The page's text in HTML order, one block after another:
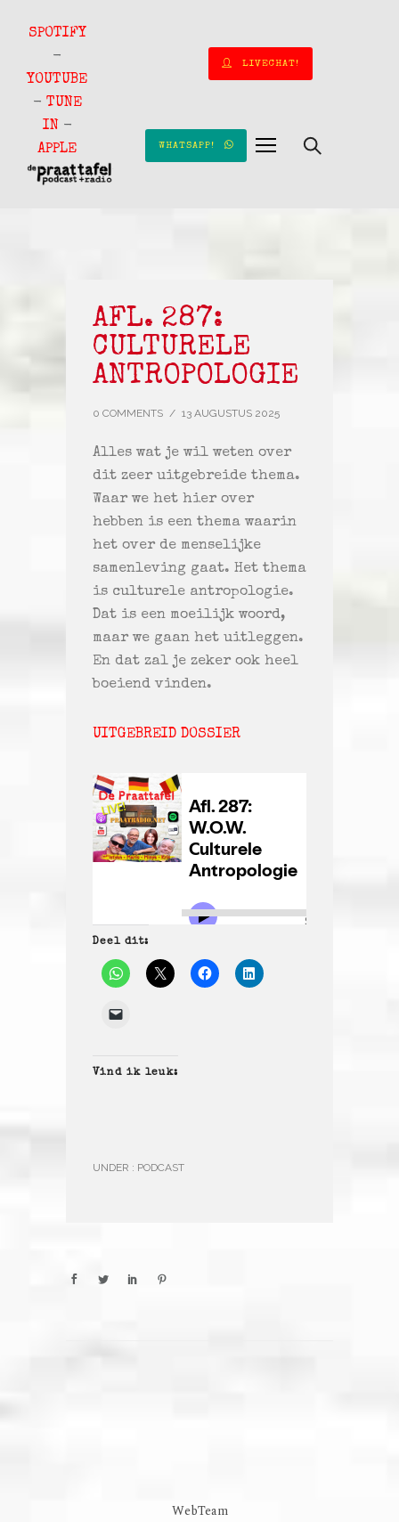
SPOTIFY
-
YOUTUBE
- TUNE
IN -
APPLE
LIVECHAT!
WHATSAPP!
AFL. 287:
CULTURELE
ANTROPOLOGIE
0 COMMENTS / 13 AUGUSTUS 2025
Alles wat je wil weten over
dit zeer uitgebreide thema.
Waar we het hier over
hebben is een thema waarin
het over de menselijke
samenleving gaat. Het thema
is culturele antropologie.
Dat is een moeilijk woord,
maar we gaan het uitleggen.
En dat zal je zeker ook heel
boeiend vinden.
UITGEBREID DOSSIER
Deel dit:
Vind ik leuk:
UNDER : PODCAST
WebTeam